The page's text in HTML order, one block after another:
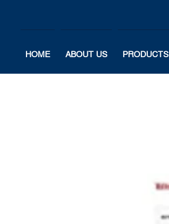
HOME ABOUT US PRODUCTS